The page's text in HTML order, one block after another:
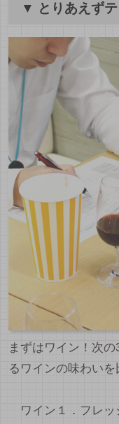
▼ とりあえずテ
まずはワイン！次
るワインの味わいを
ワイン１．フレッ